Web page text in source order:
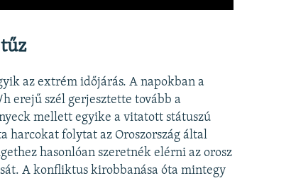
az extrém időjárás. A napokban a
erejű szél gerjesztette tovább a
mellett egyike a vitatott státuszú
harcokat folytat az Oroszország által
hasonlóan szeretnék elérni az orosz
A konfliktus kirobbanása óta mintegy